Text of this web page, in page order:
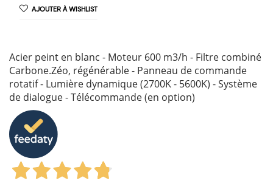
AJOUTER À WISHLIST
Acier peint en blanc - Moteur 600 m3/h - Filtre combiné
Carbone.Zéo, régénérable - Panneau de commande
rotatif - Lumière dynamique (2700K - 5600K) - Système
de dialogue - Télécommande (en option)